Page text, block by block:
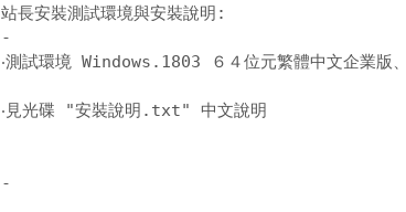
站長安裝測試環境與安裝說明:
-
‧測試環境 Windows.1803 ６４位元繁體中文企業版
‧見光碟 "安裝說明.txt" 中文說明
-